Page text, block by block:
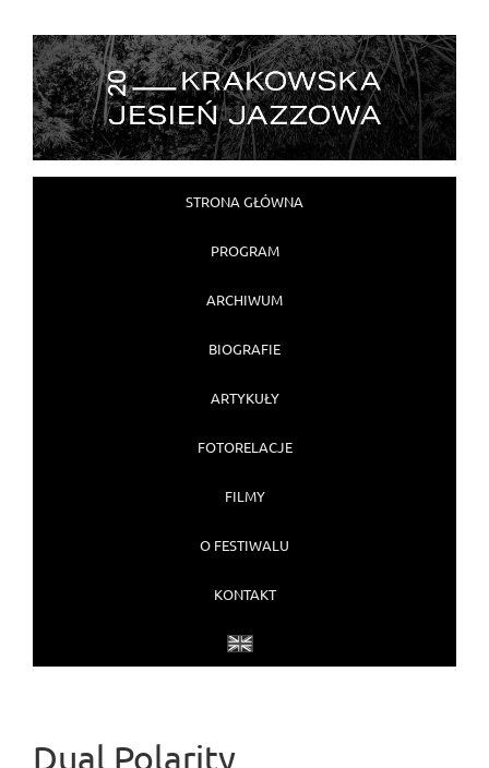
Przejdź do głównej treści
Przejdź do dodatkowej treści
STRONA GŁÓWNA
PROGRAM
ARCHIWUM
BIOGRAFIE
ARTYKUŁY
FOTORELACJE
FILMY
O FESTIWALU
KONTAKT
Dual Polarity